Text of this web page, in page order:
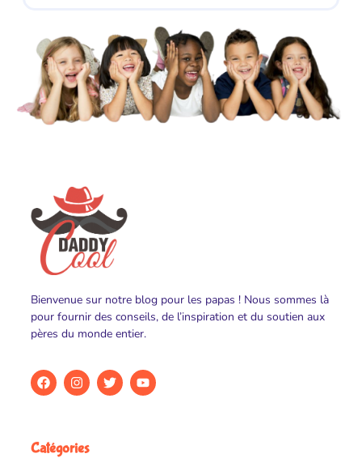
Bienvenue sur notre blog pour les papas ! Nous sommes là
pour fournir des conseils, de l’inspiration et du soutien aux
pères du monde entier.
Catégories